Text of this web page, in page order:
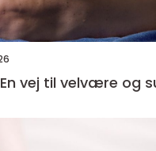
vej til velvære og